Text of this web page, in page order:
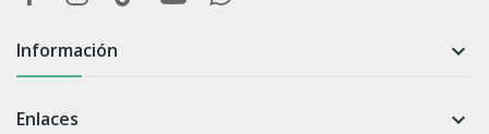
Información 
Enlaces 